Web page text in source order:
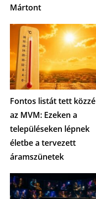
Mártont
Fontos listát tett közzé
az MVM: Ezeken a
településeken lépnek
életbe a tervezett
áramszünetek